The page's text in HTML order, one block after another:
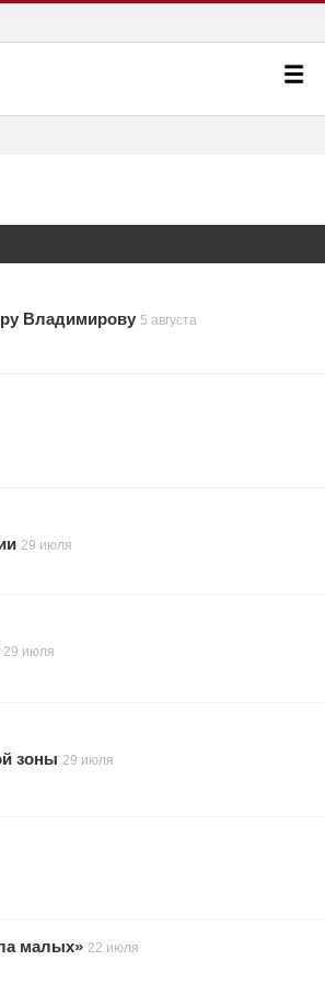
Владимирову 5 августа
29 июля
29 июля
зоны 29 июля
малых» 22 июля